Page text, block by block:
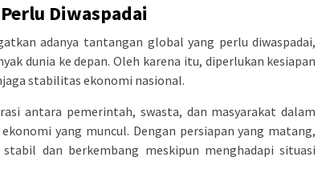
Diwaspadai
adanya tantangan global yang perlu diwaspadai,
dunia ke depan. Oleh karena itu, diperlukan kesiapan
stabilitas ekonomi nasional.
antara pemerintah, swasta, dan masyarakat dalam
yang muncul. Dengan persiapan yang matang,
dan berkembang meskipun menghadapi situasi